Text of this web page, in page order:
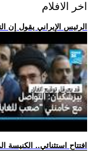
اخر الافلام
.. الرئيس الإيراني يقول
.. افتتاح استثنائي..